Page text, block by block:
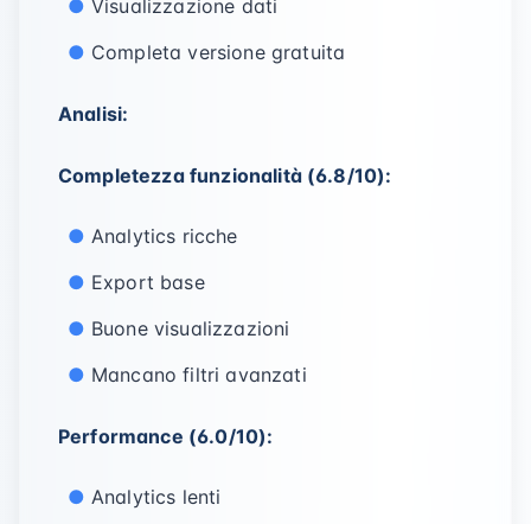
Visualizzazione dati
Completa versione gratuita
Analisi:
Completezza funzionalità (6.8/10):
Analytics ricche
Export base
Buone visualizzazioni
Mancano filtri avanzati
Performance (6.0/10):
Analytics lenti